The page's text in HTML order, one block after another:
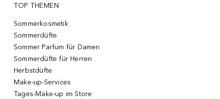
TOP THEMEN
Sommerkosmetik
Sommerdüfte
Sommer Parfum für Damen
Sommerdüfte für Herren
Herbstdüfte
Make-up-Services
Tages-Make-up im Store